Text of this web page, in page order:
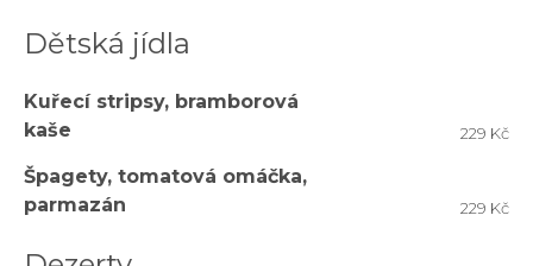
Dětská jídla
Kuřecí stripsy, bramborová
kaše
229 Kč
Špagety, tomatová omáčka,
parmazán
229 Kč